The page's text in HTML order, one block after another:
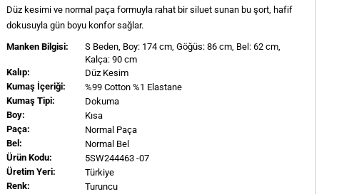
Düz kesimi ve normal paça formuyla rahat bir siluet sunan bu şort, hafif
dokusuyla gün boyu konfor sağlar.
Manken Bilgisi:
S Beden, Boy: 174 cm, Göğüs: 86 cm, Bel: 62 cm,
Kalça: 90 cm
Kalıp:
Düz Kesim
Kumaş İçeriği:
%99 Cotton %1 Elastane
Kumaş Tipi:
Dokuma
Boy:
Kısa
Paça:
Normal Paça
Bel:
Normal Bel
Ürün Kodu:
5SW244463 -07
Üretim Yeri:
Türkiye
Renk:
Turuncu